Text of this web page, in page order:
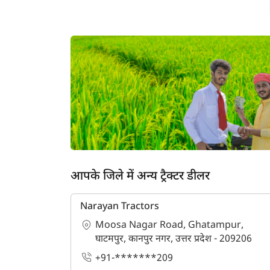
आपके जिले में अन्य ट्रैक्टर डीलर
Narayan Tractors
Moosa Nagar Road, Ghatampur,
घाटमपुर, कानपुर नगर, उत्तर प्रदेश - 209206
+91-*******209